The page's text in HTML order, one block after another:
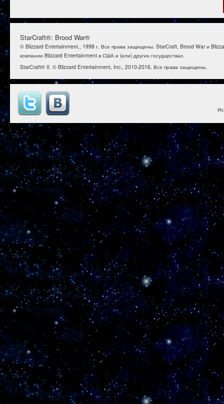
StarCraft®: Brood War®
© Blizzard Entertainment., 1998 г. Все права защищены. StarCraft, Brood War и
компании Blizzard Entertainment в США и (или) других государствах.
StarCraft® II. © Blizzard Entertainment, Inc., 2010-2016. Все права защищены.